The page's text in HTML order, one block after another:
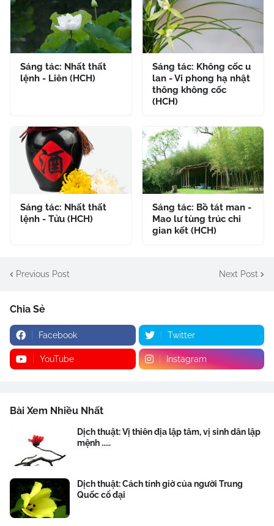
Sáng tác: Nhất thất
lệnh - Liên (HCH)
Sáng tác: Không cốc u
lan - Vi phong hạ nhật
thông không cốc
(HCH)
Sáng tác: Nhất thất
lệnh - Tửu (HCH)
Sáng tác: Bồ tát man -
Mao lư tùng trúc chi
gian kết (HCH)
Previous Post Next Post
Chia Sẻ
Facebook Twitter
YouTube Instagram
Bài Xem Nhiều Nhất
Dịch thuật: Vị thiên địa lập tâm, vị sinh dân lập
mệnh .....
Dịch thuật: Cách tính giờ của người Trung
Quốc cổ đại